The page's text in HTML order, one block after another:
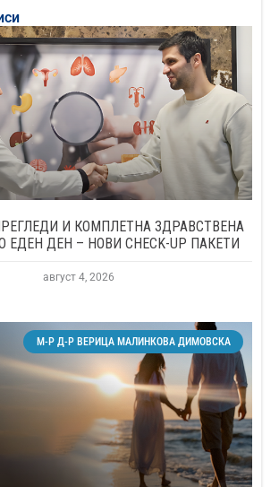
И КОМПЛЕТНА ЗДРАВСТВЕНА
ЕДЕН ДЕН – НОВИ CHECK-UP ПАКЕТИ
август 4, 2026
М-Р Д-Р ВЕРИЦА МАЛИНКОВА ДИМОВСКА